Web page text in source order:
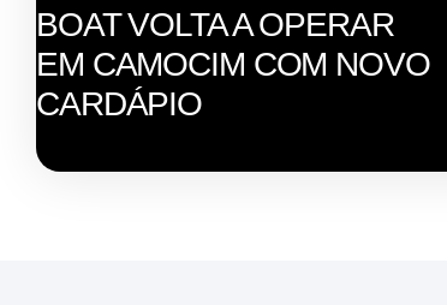
BOAT VOLTA A OPERAR
EM CAMOCIM COM NOVO
CARDÁPIO